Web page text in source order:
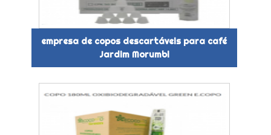
empresa de copos descartáveis para café
Jardim Morumbi